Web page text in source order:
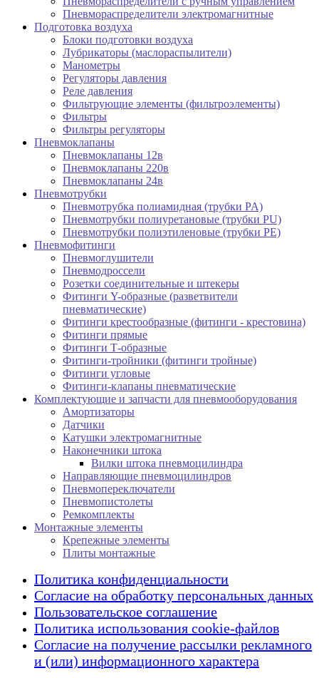
Пневмораспределители электромагнитные
Подготовка воздуха
Блоки подготовки воздуха
Лубрикаторы (маслораспылители)
Манометры
Регуляторы давления
Реле давления
Фильтрующие элементы (фильтроэлементы)
Фильтры
Фильтры регуляторы
Пневмоклапаны
Пневмоклапаны 12в
Пневмоклапаны 220в
Пневмоклапаны 24в
Пневмотрубки
Пневмотрубка полиамидная (трубки PA)
Пневмотрубки полиуретановые (трубки PU)
Пневмотрубки полиэтиленовые (трубки PE)
Пневмофитинги
Пневмоглушители
Пневмодроссели
Розетки соединительные и штекеры
Фитинги Y-образные (разветвители
пневматические)
Фитинги крестообразные (фитинги - крестовина)
Фитинги прямые
Фитинги Т-образные
Фитинги-тройники (фитинги тройные)
Фитинги угловые
Фитинги-клапаны пневматические
Комплектующие и запчасти для пневмооборудования
Амортизаторы
Датчики
Катушки электромагнитные
Наконечники штока
Вилки штока пневмоцилиндра
Направляющие пневмоцилиндров
Пневмопереключатели
Пневмопистолеты
Ремкомплекты
Монтажные элементы
Крепежные элементы
Плиты монтажные
Политика конфиденциальности
Согласие на обработку персональных данных
Пользовательское соглашение
Политика использования cookie-файлов
Согласие на получение рассылки рекламного
и (или) информационного характера